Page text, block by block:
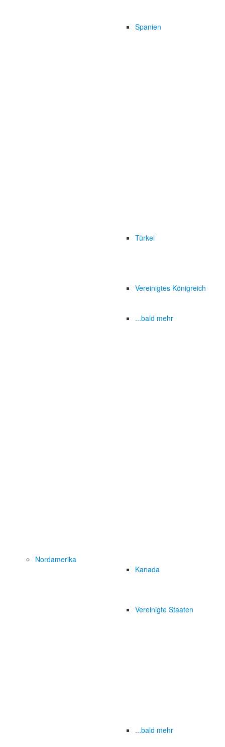
Spanien
Türkei
Vereinigtes Königreich
...bald mehr
Nordamerika
Kanada
Vereinigte Staaten
...bald mehr